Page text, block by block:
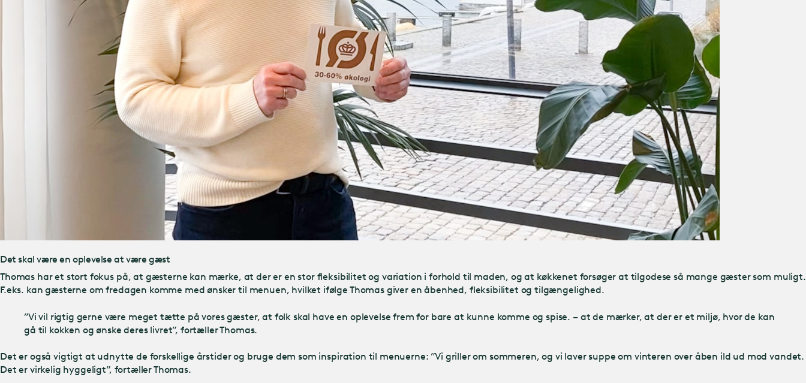
Det skal være en oplevelse at være gæst
Thomas har et stort fokus på, at gæsterne kan mærke, at der er en stor fleksibilitet og variation i forhold til maden, og at køkkenet forsøger at tilgodese så mange gæster som muligt.
F.eks. kan gæsterne om fredagen komme med ønsker til menuen, hvilket ifølge Thomas giver en åbenhed, fleksibilitet og tilgængelighed.
”Vi vil rigtig gerne være meget tætte på vores gæster, at folk skal have en oplevelse frem for bare at kunne komme og spise. – at de mærker, at der er et miljø, hvor de kan
gå til kokken og ønske deres livret”, fortæller Thomas.
Det er også vigtigt at udnytte de forskellige årstider og bruge dem som inspiration til menuerne: ”Vi griller om sommeren, og vi laver suppe om vinteren over åben ild ud mod vandet.
Det er virkelig hyggeligt”, fortæller Thomas.